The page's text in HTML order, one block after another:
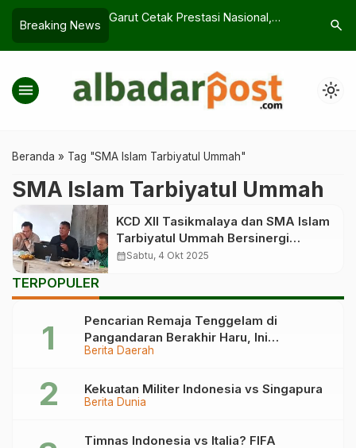
Breaking News
Garut Cetak Prestasi Nasional,
Jawa Bali
Sekolah
search
menu light_mode
Beranda » Tag "SMA Islam Tarbiyatul Ummah"
SMA Islam Tarbiyatul Ummah
KCD XII Tasikmalaya dan SMA Islam
Tarbiyatul Ummah Bersinergi
Tingkatkan Mutu Pendidikan
calendar_monthSabtu, 4 Okt 2025
TERPOPULER
Berita Daerah
Pencarian Remaja Tenggelam di
Pangandaran Berakhir Haru, Ini
Kronologinya
Berita Dunia
Kekuatan Militer Indonesia vs Singapura
Timnas Indonesia vs Italia? FIFA